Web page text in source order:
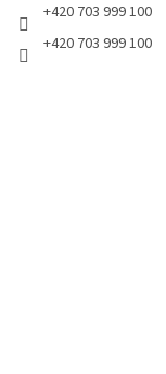
+420 703 999 100
+420 703 999 100